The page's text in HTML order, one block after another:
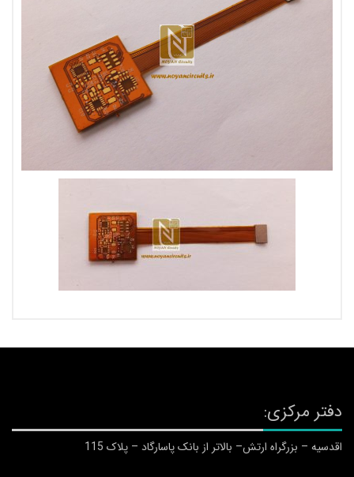
دفتر مرکزی:
اقدسیه – بزرگراه ارتش– بالاتر از بانک پاسارگاد – پلاک 115